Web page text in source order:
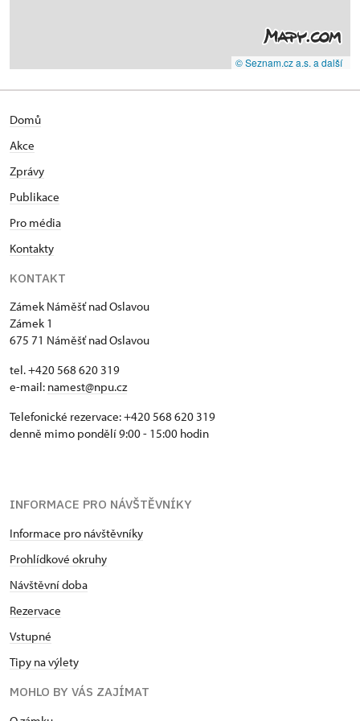
© Seznam.cz a.s. a další
Domů
Akce
Zprávy
Publikace
Pro média
Kontakty
KONTAKT
Zámek Náměšť nad Oslavou
Zámek 1
675 71 Náměšť nad Oslavou
tel. +420 568 620 319
e-mail: namest@npu.cz
Telefonické rezervace: +420 568 620 319
denně mimo pondělí 9:00 - 15:00 hodin
INFORMACE PRO NÁVŠTĚVNÍKY
Informace pro návštěvníky
Prohlídkové okruhy
Návštěvní doba
Rezervace
Vstupné
Tipy na výlety
MOHLO BY VÁS ZAJÍMAT